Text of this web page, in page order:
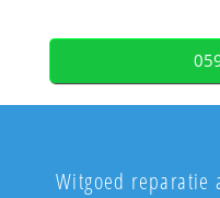
Witgoed reparatie